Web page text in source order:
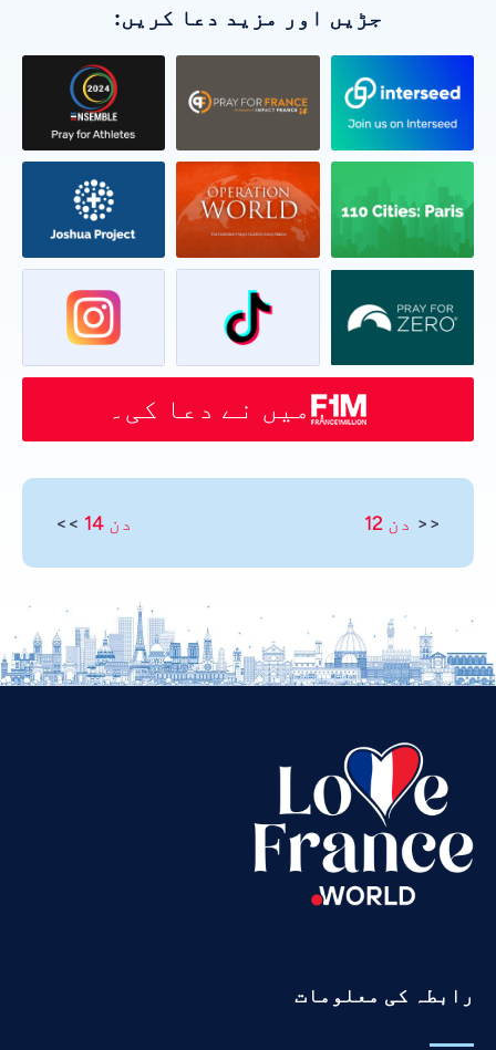
جڑیں اور مزید دعا کریں:
میں نے دعا کی۔
<< دن 12 دن 14 >>
رابطہ کی معلومات
Panjabi
Portuguese
Romanian
Russian
Spanish
Swahili
Telugu
Thai